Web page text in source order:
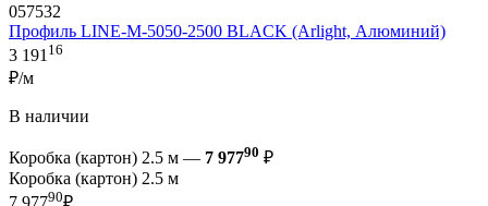
057532
Профиль LINE-M-5050-2500 BLACK (Arlight, Алюминий)
3 191 16
₽/м
В наличии
Коробка (картон) 2.5 м — 7 97790 ₽
Коробка (картон) 2.5 м
90